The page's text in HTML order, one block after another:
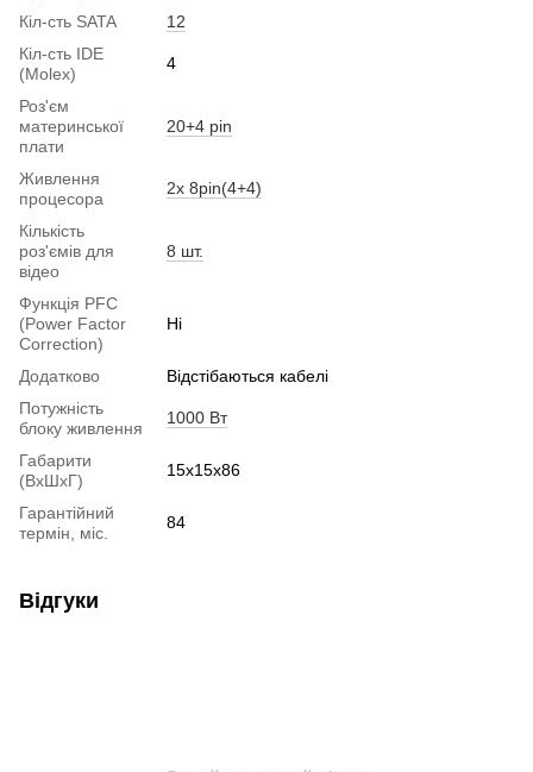
Кіл-сть SATA
12
Кіл-сть IDE
(Molex)
4
Роз'єм
материнської
плати
20+4 pin
Живлення
процесора
2x 8pin(4+4)
Кількість
роз'ємів для
відео
8 шт.
Функція PFC
(Power Factor
Correction)
Ні
Додатково
Відстібаються кабелі
Потужність
блоку живлення
1000 Вт
Габарити
(ВхШхГ)
15x15x86
Гарантійний
термін, міс.
84
Відгуки